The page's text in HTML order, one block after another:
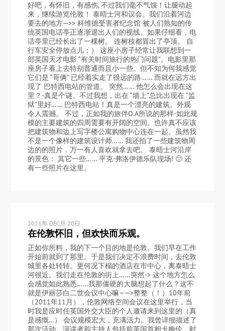
好吧，有怀旧，有感伤, 不过我们毫不气馁！让腿动起
来，继续游览伦敦！ 泰晤士河和议会。我们沿着河边
要去的地方—>> 科维德受害者纪念馆 被人们熟知的传
统英国电话亭正逐渐退出人们的视线。如果仔细看，电
话亭里已经长出了一棵树。 连树枝都冒出了亭顶。 自
行车安全停放点儿：） 这座小房子经常让我联想到一
部英国天才电影 “有关时间旅行的热门问题”。电影里那
座房子看上去特别普通而且小一些。但不知为何我感觉
它们是 “哥俩” 已经着实走了很远的路…… 而就在远方出
现了 巴特西电站的管道。 突然…… 他怎么会出现在这
里？-真是个谜。不过我想，出在 “墙上”总比出现在 “监
狱”里好…… 巴特西电站！真是一个漂亮的建筑。外观
令人震撼。 不过，正如我的旅伴O.A所说的那样-如此规
模的主要建筑的四周需要有开阔的空间。也许真不应该
把建筑物和边上写字楼公寓购物中心连在一起。虽然我
不是一个像样的建筑设计师…… 我还拍了一些建筑物周
边的的照片，万一有人喜欢就拿去吧。 泰晤士河沿岸
的景色： 其它一些…… 平克·弗洛伊德乐队现场! 🙂 还
有一些照片在这里。
2021年 DEC月 20日
在伦敦怀旧，但欢快而乐观。
正如你所料，我的下一个目的地是伦敦。我们早在工作
开始前就到了那里。于是我们决定不浪费时间，去伦敦
城里各处转转。更何况下榻的酒店在市中心，离泰晤士
河很近。我们走在伦敦的街上……突然-> 这个地方怎么
会感觉如此熟悉……我那僵硬的大脑想起了什么？这不
就是伊丽莎白二世会议中心嘛——>整整（！）10年前
（2011年11月），伦敦网络空间会议在这里举行，当
时我是应时任英国外交大臣的个人邀请来到这里的（真
是感慨…） 会议规模宏大，充满活力。我曾详细描述了
那次活动。演讲者和主持人包括前英国首相卡梅伦，时